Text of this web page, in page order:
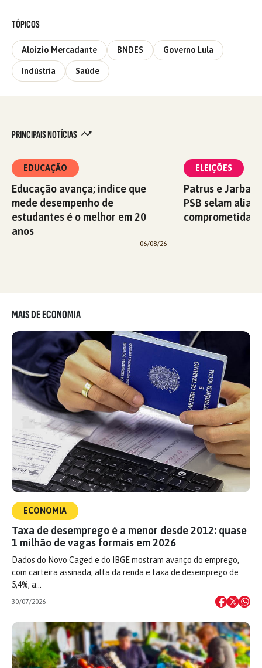
TÓPICOS
Aloizio Mercadante BNDES Governo Lula
Indústria Saúde
PRINCIPAIS NOTÍCIAS
EDUCAÇÃO
Educação avança; índice que
mede desempenho de
estudantes é o melhor em 20
anos
06/08/26
ELEIÇÕES
Patrus e Jarbas
PSB selam
comprometida
MAIS DE ECONOMIA
ECONOMIA
Taxa de desemprego é a menor desde 2012: quase
1 milhão de vagas formais em 2026
Dados do Novo Caged e do IBGE mostram avanço do emprego,
com carteira assinada, alta da renda e taxa de desemprego de
5,4%, a…
30/07/2026